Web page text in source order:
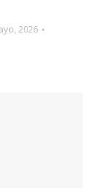
2026